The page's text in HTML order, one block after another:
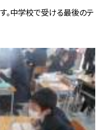
。中学校で受ける最後のテ